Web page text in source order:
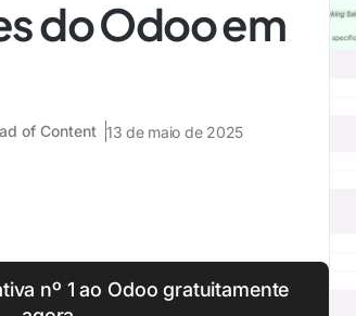
do Odoo em
of Content 13 de maio de 2025
nº 1 ao Odoo gratuitamente